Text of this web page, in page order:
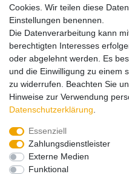
Lieferung und Versand
Impressum
Vertrag
Cookies. Wir teilen diese
Einstellungen benennen.
Die Datenverarbeitung kann
berechtigten Interesses
oder abgelehnt werden. Es
und die Einwilligung zu einem
zu widerrufen. Beachten Sie
Hinweise zur Verwendung
Daten­schutz­erklärung
Essenziell
Zahlungsdienstleister
Externe Medien
Funktional